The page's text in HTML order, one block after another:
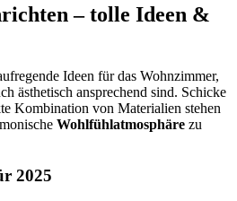
– tolle Ideen &
Ideen für das Wohnzimmer,
ästhetisch ansprechend sind. Schicke
Kombination von Materialien stehen
Wohlfühlatmosphäre zu
2025